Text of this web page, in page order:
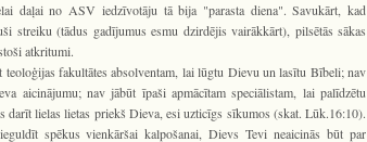
daļai no ASV iedzīvotāju tā bija "parasta diena". Savukārt, kad
streiku (tādus gadījumus esmu dzirdējis vairākkārt), pilsētās sākas
atkritumi.
teoloģijas fakultātes absolventam, lai lūgtu Dievu un lasītu Bībeli; nav
aicinājumu; nav jābūt īpaši apmācītam speciālistam, lai palīdzētu
darīt lielas lietas priekš Dieva, esi uzticīgs sīkumos (skat. Lūk.16:10).
spēkus vienkāršai kalpošanai, Dievs Tevi neaicinās būt par